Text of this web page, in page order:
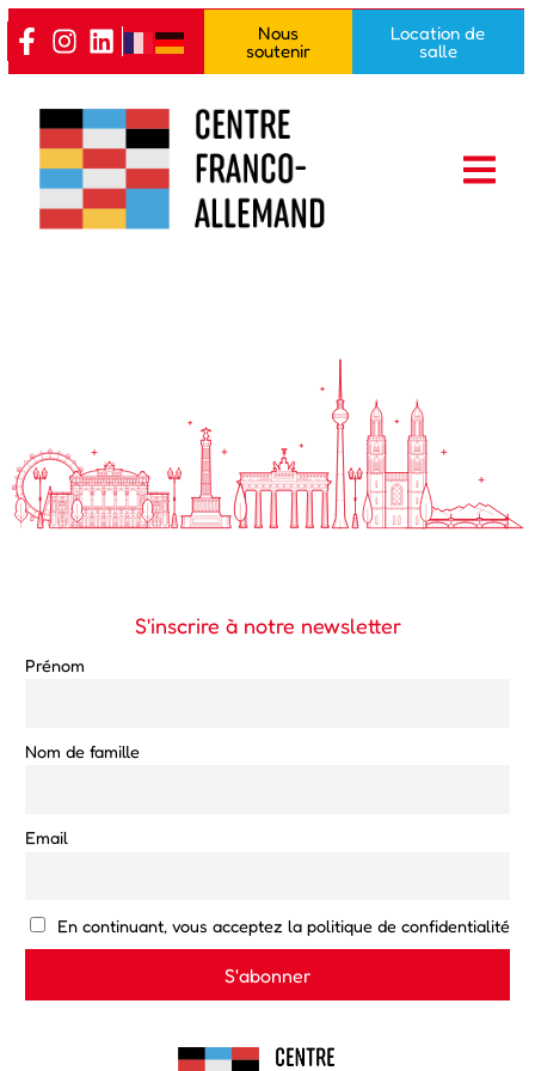
contenu
principal
Nous
soutenir
Location de
salle
S'inscrire à notre newsletter
Prénom
Nom de famille
Email
En continuant, vous acceptez la politique de confidentialité